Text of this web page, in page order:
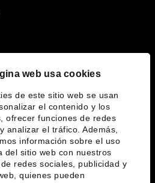
web usa cookies
de este sitio web se usan
el contenido y los
ofrecer funciones de redes
analizar el tráfico. Además,
información sobre el uso
del sitio web con nuestros
redes sociales, publicidad y
quienes pueden